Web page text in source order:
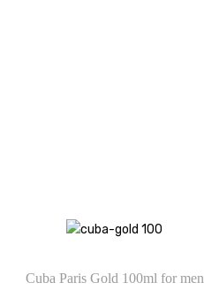
Cuba Paris Gold 100ml for men